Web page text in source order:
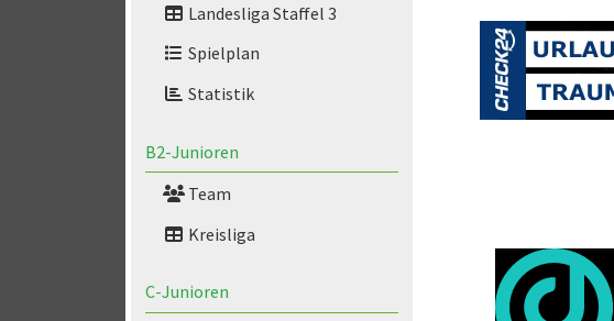
Landesliga Staffel 3
Spielplan
Statistik
B2-Junioren
Team
Kreisliga
C-Junioren